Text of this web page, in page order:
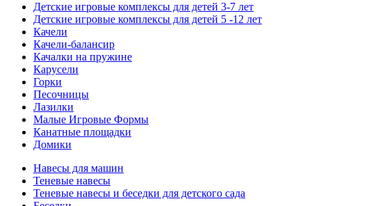
Детские игровые комплексы для детей 3-7 лет
Детские игровые комплексы для детей 5 -12 лет
Качели
Качели-балансир
Качалки на пружине
Карусели
Горки
Песочницы
Лазилки
Малые Игровые Формы
Канатные площадки
Домики
Навесы для машин
Теневые навесы
Теневые навесы и беседки для детского сада